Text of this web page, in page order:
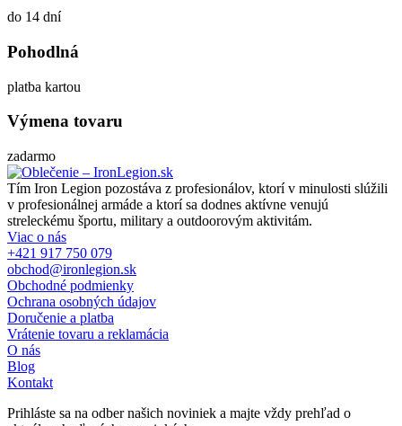
do 14 dní
Pohodlná
platba kartou
Výmena tovaru
zadarmo
Tím Iron Legion pozostáva z profesionálov, ktorí v minulosti slúžili
v profesionálnej armáde a ktorí sa dodnes aktívne venujú
streleckému športu, military a outdoorovým aktivitám.
Viac o nás
+421 917 750 079
obchod@ironlegion.sk
Obchodné podmienky
Ochrana osobných údajov
Doručenie a platba
Vrátenie tovaru a reklamácia
O nás
Blog
Kontakt
Prihláste sa na odber našich noviniek a majte vždy prehľad o